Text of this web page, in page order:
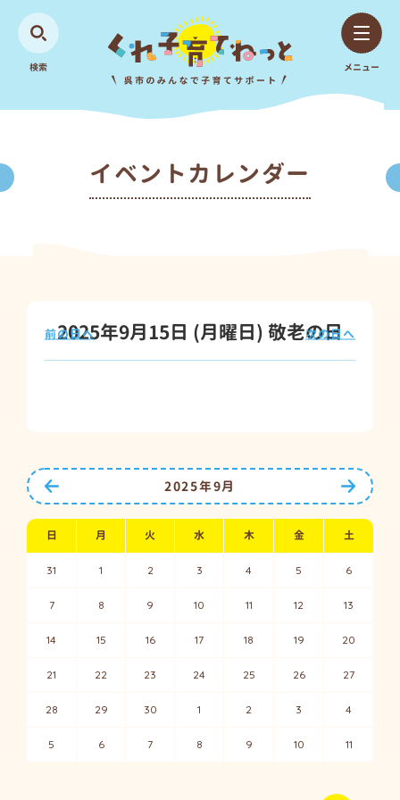
検索 メニュー
イベントカレンダー
2025年9月15日 (月曜日) 敬老の日
前の日へ 次の日へ
次の月
2025年9月
日 月 火 水 木 金 土
31 1 2 3 4 5 6
7 8 9 10 11 12 13
14 15 16 17 18 19 20
21 22 23 24 25 26 27
28 29 30 1 2 3 4
5 6 7 8 9 10 11